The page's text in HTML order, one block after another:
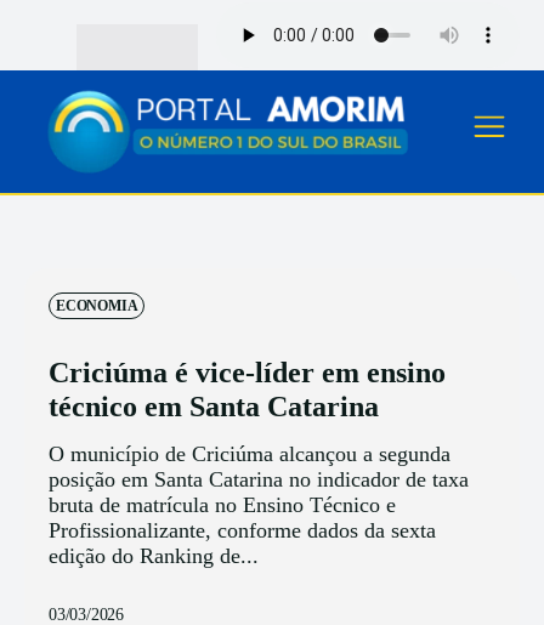
ECONOMIA
Criciúma é vice-líder em ensino
técnico em Santa Catarina
O município de Criciúma alcançou a segunda
posição em Santa Catarina no indicador de taxa
bruta de matrícula no Ensino Técnico e
Profissionalizante, conforme dados da sexta
edição do Ranking de...
03/03/2026